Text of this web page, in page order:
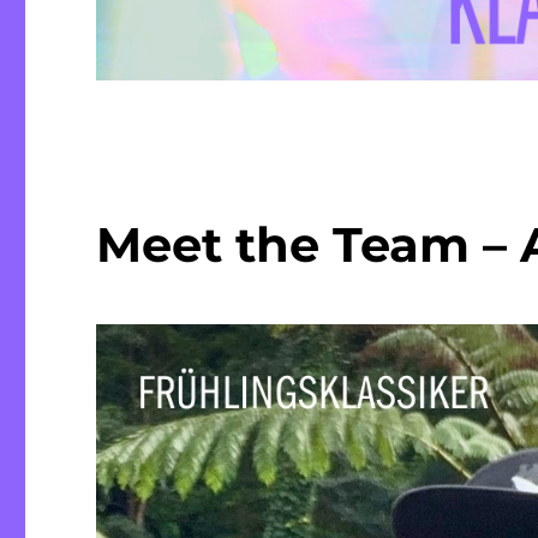
Meet the Team –